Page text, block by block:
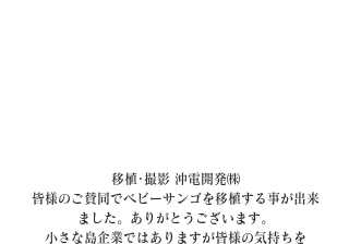
移植･撮影 沖電開発㈱
皆様のご賛同でベビーサンゴを移植する事が出来
ました。ありがとうございます。
小さな島企業ではありますが皆様の気持ちを